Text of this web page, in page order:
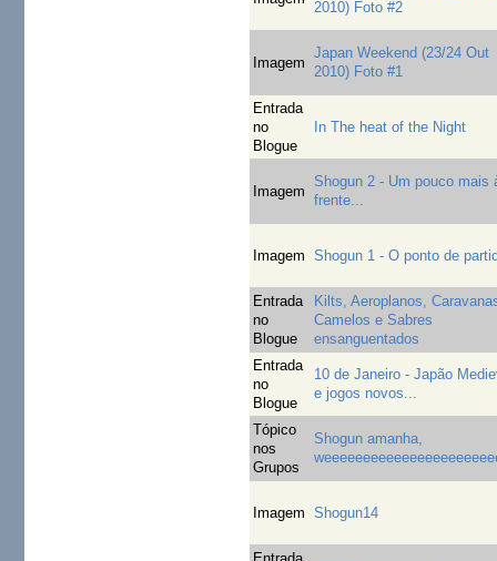
2010) Foto #2
Imagem
Japan Weekend (23/24 Out
2010) Foto #1
Entrada
no
Blogue
In The heat of the Night
Imagem
Shogun 2 - Um pouco mais
frente...
Imagem Shogun 1 - O ponto de
Entrada
no
Blogue
Kilts, Aeroplanos,
Camelos e Sabres
ensanguentados
Entrada
no
Blogue
10 de Janeiro - Japão
e jogos novos...
Tópico
nos
Grupos
Shogun amanha,
Imagem Shogun14